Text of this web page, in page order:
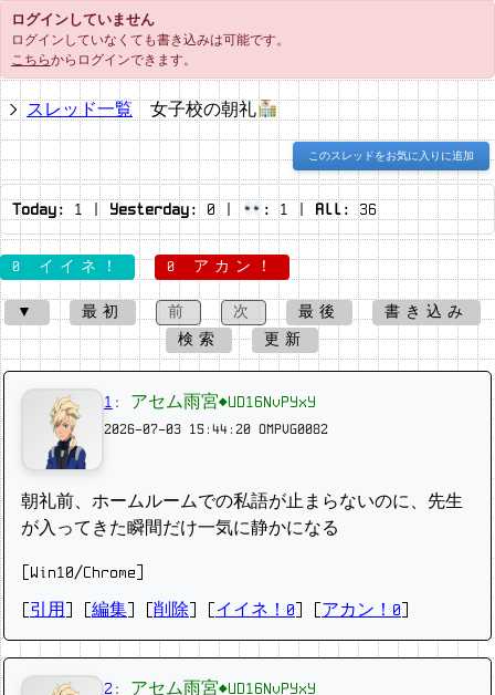
ログインしていません
ログインしていなくても書き込みは可能です。
こちらからログインできます。
スレッド一覧 女子校の朝礼
このスレッドをお気に入りに追加
Today: 1 | Yesterday:0 | : 1 | All: 36
0 イイネ！ 0 アカン！
▼ 最初 前 次 最後
書き込み
検索
更新
1 : アセム雨宮◆UD16NvPYxY
2026-07-03 15:44:20 OMPVG0082
朝礼前、ホームルームでの私語が止まらないのに、先生
が入ってきた瞬間だけ一気に静かになる
[Win10/Chrome]
引用 編集 削除 イイネ！0 アカン！0
2 : アセム雨宮◆UD16NvPYxY